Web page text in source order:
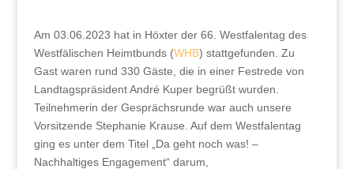
Am 03.06.2023 hat in Höxter der 66. Westfalentag des
Westfälischen Heimtbunds (WHB) stattgefunden. Zu
Gast waren rund 330 Gäste, die in einer Festrede von
Landtagspräsident André Kuper begrüßt wurden.
Teilnehmerin der Gesprächsrunde war auch unsere
Vorsitzende Stephanie Krause. Auf dem Westfalentag
ging es unter dem Titel „Da geht noch was! –
Nachhaltiges Engagement“ darum,